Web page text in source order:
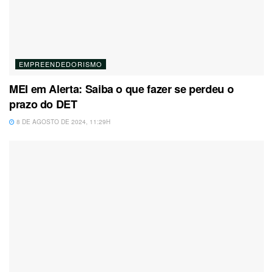
EMPREENDEDORISMO
MEI em Alerta: Saiba o que fazer se perdeu o
prazo do DET
8 DE AGOSTO DE 2024, 11:29H